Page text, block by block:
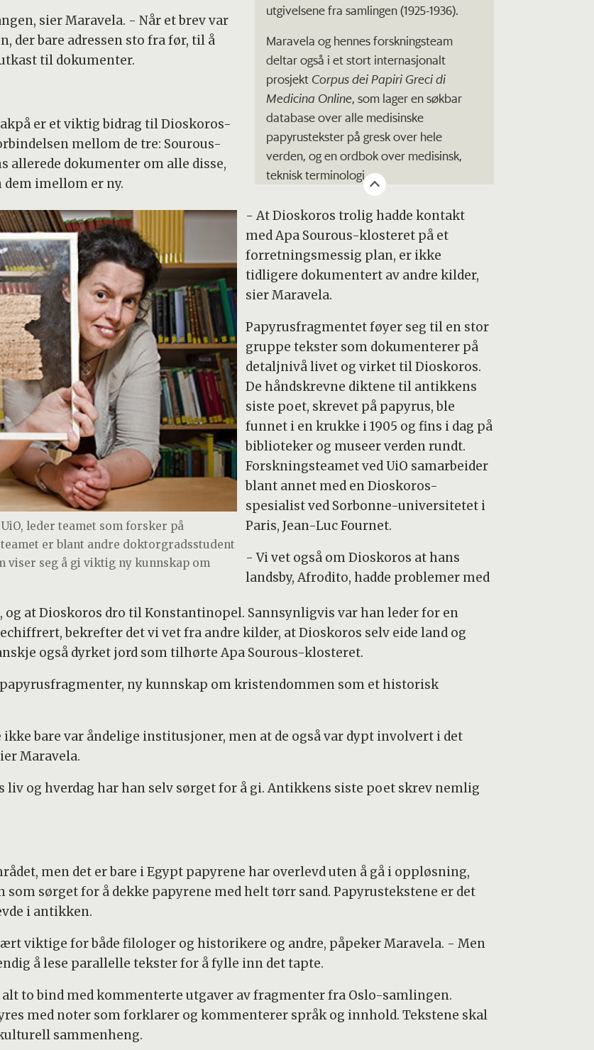
utgivelsene fra samlingen (1925-1936).
Maravela og hennes forskningsteam
deltar også i et stort internasjonalt
prosjektCorpus dei Papiri Greci di
Medicina Online, som lager en søkbar
database over alle medisinske
papyrustekster på gresk over hele
verden, og en ordbok over medisinsk,
teknisk terminologi.
sier Maravela. - Når et brev var
der bare adressen sto fra før, til å
til dokumenter.
er et viktig bidrag til Dioskoros-
mellom de tre: Sourous-
allerede dokumenter om alle disse,
imellom er ny.
leder teamet som forsker på
er blant andre doktorgradsstudent
viser seg å gi viktig ny kunnskap om
- At Dioskoros trolig hadde kontakt
med Apa Sourous-klosteret på et
forretningsmessig plan, er ikke
tidligere dokumentert av andre kilder,
sier Maravela.
Papyrusfragmentet føyer seg til en stor
gruppe tekster som dokumenterer på
detaljnivå livet og virket til Dioskoros.
De håndskrevne diktene til antikkens
siste poet, skrevet på papyrus, ble
funnet i en krukke i 1905 og fins i dag på
biblioteker og museer verden rundt.
Forskningsteamet ved UiO samarbeider
blant annet med en Dioskoros-
spesialist ved Sorbonne-universitetet i
Paris, Jean-Luc Fournet.
- Vi vet også om Dioskoros at hans
landsby, Afrodito, hadde problemer med
og at Dioskoros dro til Konstantinopel. Sannsynligvis var han leder for en
bekrefter det vi vet fra andre kilder, at Dioskoros selv eide land og
også dyrket jord som tilhørte Apa Sourous-klosteret.
ny kunnskap om kristendommen som et historisk
bare var åndelige institusjoner, men at de også var dypt involvert i det
Maravela.
liv og hverdag har han selv sørget for å gi. Antikkens siste poet skrev nemlig
men det er bare i Egypt papyrene har overlevd uten å gå i oppløsning,
sørget for å dekke papyrene med helt tørr sand. Papyrustekstene er det
i antikken.
viktige for både filologer og historikere og andre, påpeker Maravela. - Men
å lese parallelle tekster for å fylle inn det tapte.
to bind med kommenterte utgaver av fragmenter fra Oslo-samlingen.
med noter som forklarer og kommenterer språk og innhold. Tekstene skal
sammenheng.